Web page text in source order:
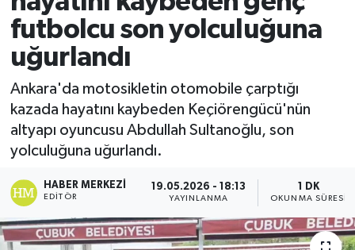
futbolcu son yolculuğuna
uğurlandı
Ankara'da motosikletin otomobile çarptığı
kazada hayatını kaybeden Keçiörengücü'nün
altyapı oyuncusu Abdullah Sultanoğlu, son
yolculuğuna uğurlandı.
HABER MERKEZI
EDITÖR
19.05.2026 - 18:13
YAYINLANMA
1 DK
OKUNMA SÜRESI
Ekonomi
Sağlık
Tokat Haber